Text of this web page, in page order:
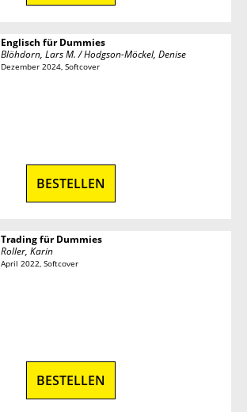
Englisch für Dummies
Blöhdorn, Lars M. / Hodgson-Möckel, Denise
Dezember 2024, Softcover
BESTELLEN
Trading für Dummies
Roller, Karin
April 2022, Softcover
BESTELLEN